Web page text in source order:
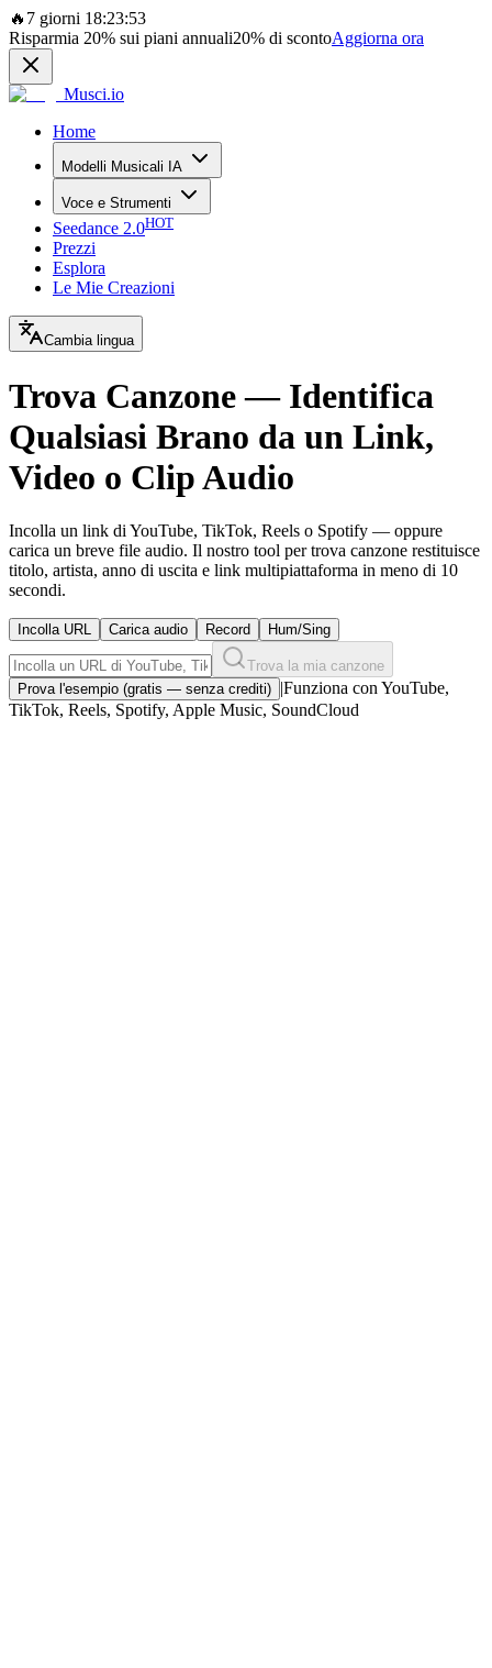
🔥 7 giorni 18:23:53
Risparmia 20% sui piani annuali20% di scontoAggiorna ora
Musci.io
Home
Modelli Musicali IA
Voce e Strumenti
Seedance 2.0HOT
Prezzi
Esplora
Le Mie Creazioni
Cambia lingua
Trova Canzone — Identifica
Qualsiasi Brano da un Link,
Video o Clip Audio
Incolla un link di YouTube, TikTok, Reels o Spotify — oppure
carica un breve file audio. Il nostro tool per trova canzone restituisce
titolo, artista, anno di uscita e link multipiattaforma in meno di 10
secondi.
Incolla URL Carica audio Record Hum/Sing
Trova la mia canzone
Prova l'esempio (gratis — senza crediti) |Funziona con YouTube,
TikTok, Reels, Spotify, Apple Music, SoundCloud